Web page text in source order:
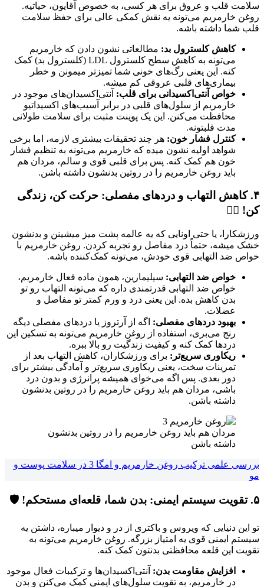
سلامت قلب و عروق برای هر کسی، به خصوص آقایون، حیاتیه.
روغن خارمریم می‌تونه یه نقش کمکی عالی برای حفظ سلامت
قلب شما داشته باشه.
کاهش کلسترول بد: مطالعاتی نشون دادن که خارمریم
می‌تونه به کاهش سطح کلسترول LDL (کلسترول بد) کمک
کنه. این یعنی رگ‌های خونی شما تمیزتر میمونن و خطر
بیماری‌های قلبی عروقی کم میشه.
خواص آنتی‌اکسیدانی برای قلب: آنتی‌اکسیدان‌های موجود در
خارمریم از سلول‌های قلبی در برابر آسیب‌های اکسیداتیو
محافظت می‌کنن. این یک پوینت مثبت برای سلامت طولانی
مدت قلبتونه.
کنترل فشار خون: هر چند تحقیقات بیشتری لازمه، اما برخی
شواهد اولیه نشون میده که خارمریم می‌تونه به تنظیم فشار
خون هم کمک کنه. پس برای قلبی قوی و سالم، مردان هم
باید روغن خارمریم را در روتین بدنشون داشته باشن.
۴. کاهش التهاب و دردهای مفصلی: حرکت کن، زندگی
کن! 🏃‍♂️
ورزشکارا، یا حتی اونایی که یه عالمه پشت میز میشینن و بدنشون
خشک میشه، حتماً درد مفاصل رو تجربه کردن. روغن خارمریم با
خواص ضد التهابی قوی خودش، می‌تونه کمک‌کننده باشه.
خواص ضد التهابی: سیلیمارین، همون ماده فعال خارمریم،
خواص ضد التهابی قدرتمندی داره که می‌تونه التهاب رو تو
بدن کاهش بده. این یعنی درد و ورم کمتر تو مفاصل و
عضلات.
بهبود دردهای مفصلی: اگه از آرتروز یا دردهای مفصلی دیگه
رنج می‌بری، استفاده از روغن خارمریم می‌تونه به تسکین این
دردها کمک کنه و کیفیت زندگیت رو بالا ببره.
ریکاوری سریع‌تر: برای ورزشکاران، کاهش التهاب بعد از
تمرینات سخت، یعنی ریکاوری سریع‌تر و آمادگی بیشتر برای
دور بعدی. پس اگه می‌خوای همیشه پرانرژی و بدون درد
باشی، مردان هم باید روغن خارمریم را در روتین بدنشون
داشته باشن.
مردان هم باید روغن خارمریم را در روتین بدنشون
داشته باشن
بررسی علمی ترکیب روغن خارمریم و امگا 3 در سلامت پوست و
مو
۵. تقویت سیستم ایمنی: بدن شما، قلعه‌ای مستحکم! 🛡️
تو این دنیایی که ویروس و باکتری از در و دیوار میباره، داشتن یه
سیستم ایمنی قوی یه امتیاز بزرگه. روغن خارمریم می‌تونه به
تقویت این قلعه محافظتی بدنتون کمک کنه.
افزایش مقاومت بدن: آنتی‌اکسیدان‌ها و ترکیبات فعال موجود
در خارمریم، به تقویت سلول‌های ایمنی کمک می‌کنن و بدن